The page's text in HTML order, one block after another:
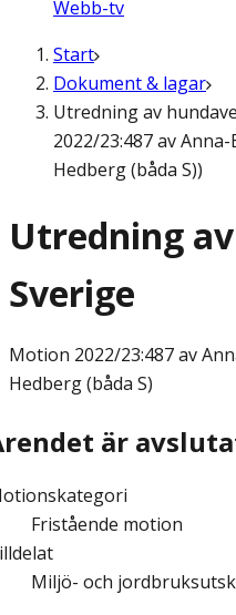
Webb-tv
Start
Dokument & lagar
Utredning av
2022/23:487 av
Hedberg (båda S))
Utredning
Sverige
Motion 2022/23:487 av
Hedberg (båda S)
är
Fristående motion
Miljö- och